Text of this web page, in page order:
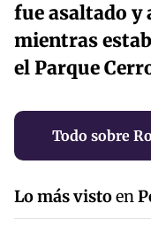
fue asaltado y
mientras
el Parque
Todo sobre
Lo más vistoen